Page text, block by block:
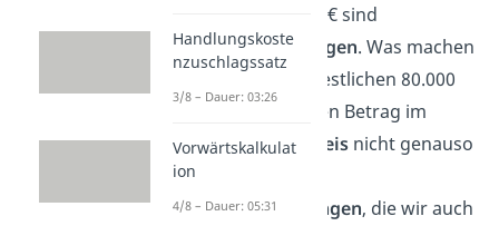
heißt, diese 70.000€ sind
Zusatzaufwendungen. Was machen
wir jetzt mit den restlichen 80.000
Euro? Da wir diesen Betrag im
zweiten Rechenkreisnicht genauso
finden, sind das
Andersaufwendungen, die wir auch
Handlungskoste
nzuschlagssatz
3/8 – Dauer: 03:26
Vorwärtskalkulat
ion
4/8 – Dauer: 05:31